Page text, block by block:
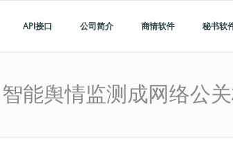
API接口 公司简介 商情软件 秘书软
能舆情监测成网络公